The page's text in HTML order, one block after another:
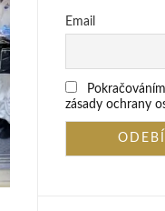
Email
zásady ochrany